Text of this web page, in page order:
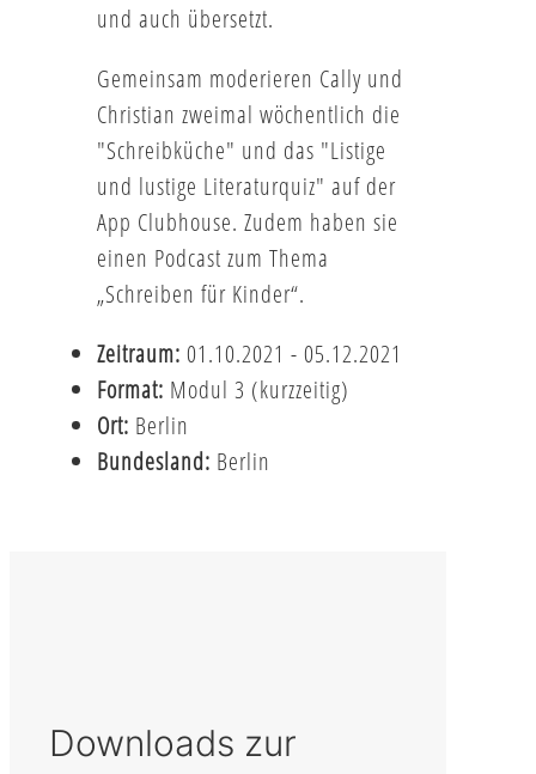
und auch übersetzt.
Gemeinsam moderieren Cally und
Christian zweimal wöchentlich die
"Schreibküche" und das "Listige
und lustige Literaturquiz" auf der
App Clubhouse. Zudem haben sie
einen Podcast zum Thema
„Schreiben für Kinder“.
Zeitraum: 01.10.2021 - 05.12.2021
Format: Modul 3 (kurzzeitig)
Ort: Berlin
Bundesland: Berlin
Downloads zur